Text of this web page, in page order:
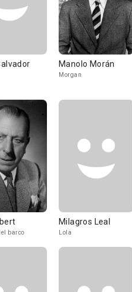
Manolo Morán
Morgan
barco
Milagros Leal
Lola